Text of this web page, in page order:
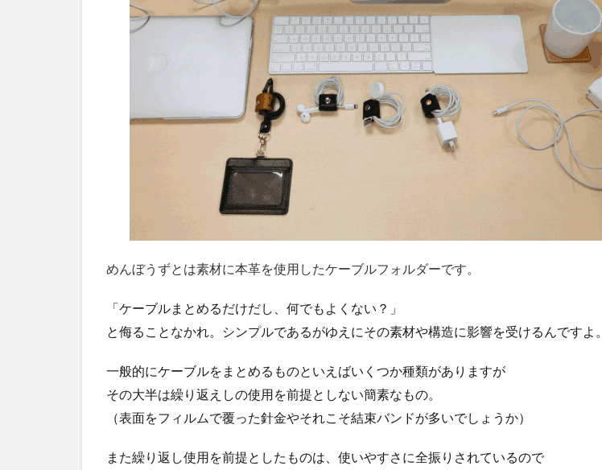
めんぼうずとは素材に本革を使用したケーブルフォルダーです。
「ケーブルまとめるだけだし、何でもよくない？」
と侮ることなかれ。シンプルであるがゆえにその素材や構造に影響を受けるんですよ。
一般的にケーブルをまとめるものといえばいくつか種類がありますが
その大半は繰り返えしの使用を前提としない簡素なもの。
（表面をフィルムで覆った針金やそれこそ結束バンドが多いでしょうか）
また繰り返し使用を前提としたものは、使いやすさに全振りされているので